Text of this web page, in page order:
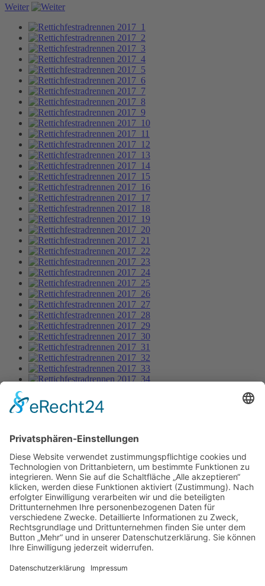
Weiter
Rettichfestradrennen 2017_1
Bild-Informationen
Aktuelle Seite:
Bildergalerie